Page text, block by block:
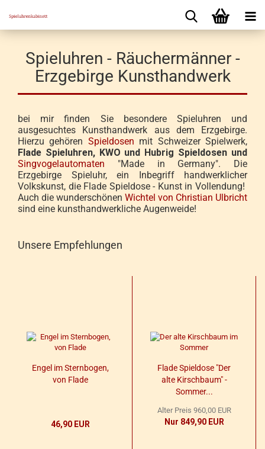
Spieluhren - Räuchermänner -
Erzgebirge Kunsthandwerk
bei mir finden Sie besondere Spieluhren und
ausgesuchtes Kunsthandwerk aus dem Erzgebirge.
Hierzu gehören Spieldosen mit Schweizer Spielwerk,
Flade Spieluhren, KWO und Hubrig Spieldosen und
Singvogelautomaten "Made in Germany". Die
Erzgebirge Spieluhr, ein Inbegriff handwerklicher
Volkskunst, die Flade Spieldose - Kunst in Vollendung!
Auch die wunderschönen Wichtel von Christian Ulbricht
sind eine kunsthandwerkliche Augenweide!
Unsere Empfehlungen
Engel im Stern­bo­gen,
von Flade
46,90 EUR
Flade Spiel­do­se "Der
alte Kirsch­baum" -
Som­mer...
Alter Preis 960,00 EUR
Nur 849,90 EUR